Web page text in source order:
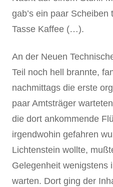
gab’s ein paar
Tasse Kaffee (…).
An der Neuen
Teil noch hell brannte,
nachmittags die erste
paar Amtsträger
die dort ankommende
irgendwohin gefahren
Lichtenstein wollte,
Gelegenheit wenigstens
warten. Dort ging der